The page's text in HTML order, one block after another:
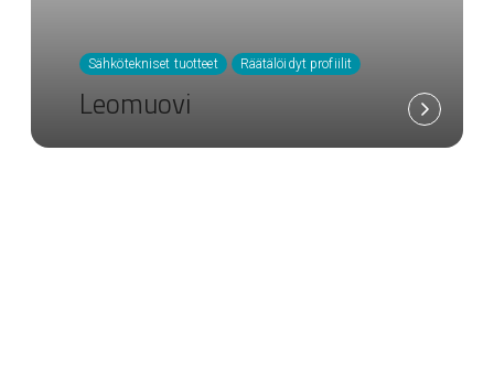
Sähkötekniset tuotteet Räätälöidyt profiilit
Leomuovi